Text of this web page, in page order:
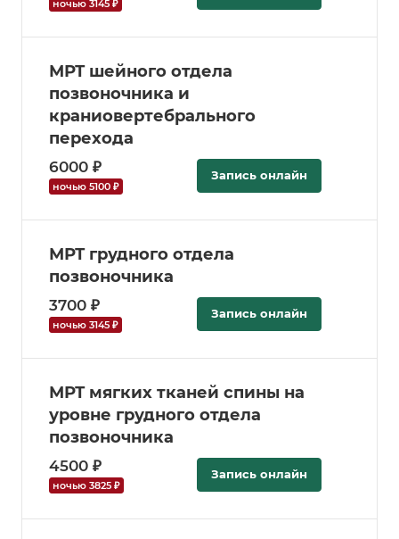
ночью 3145 ₽
МРТ шейного отдела
позвоночника и
краниовертебрального
перехода
6000 ₽
ночью 5100 ₽
Запись онлайн
МРТ грудного отдела
позвоночника
3700 ₽
ночью 3145 ₽
Запись онлайн
МРТ мягких тканей спины на
уровне грудного отдела
позвоночника
4500 ₽
ночью 3825 ₽
Запись онлайн